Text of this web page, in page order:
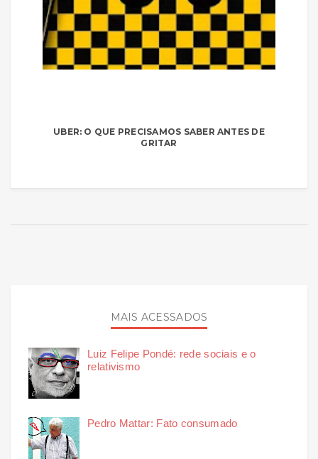
UBER: O QUE PRECISAMOS SABER ANTES DE
GRITAR
MAIS ACESSADOS
Luiz Felipe Pondé: rede sociais e o
relativismo
Pedro Mattar: Fato consumado